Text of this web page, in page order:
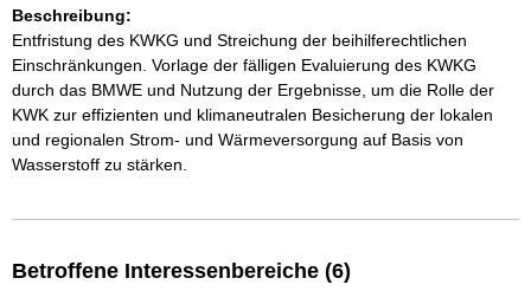
Beschreibung:
Entfristung des KWKG und Streichung der beihilferechtlichen
Einschränkungen. Vorlage der fälligen Evaluierung des KWKG
durch das BMWE und Nutzung der Ergebnisse, um die Rolle der
KWK zur effizienten und klimaneutralen Besicherung der lokalen
und regionalen Strom- und Wärmeversorgung auf Basis von
Wasserstoff zu stärken.
Betroffene Interessenbereiche (6)